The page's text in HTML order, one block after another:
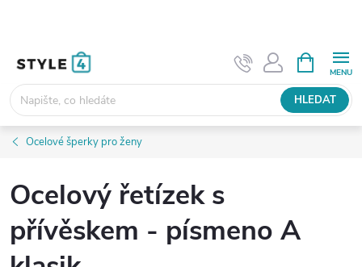
HLEDAT
NÁKUPNÍ
KOŠÍK
Ocelové šperky pro ženy
Ocelový řetízek s
přívěskem - písmeno A